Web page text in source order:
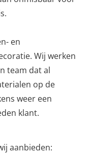
en
Wij werken
team dat al
op de
weer een
klant.
aanbieden: